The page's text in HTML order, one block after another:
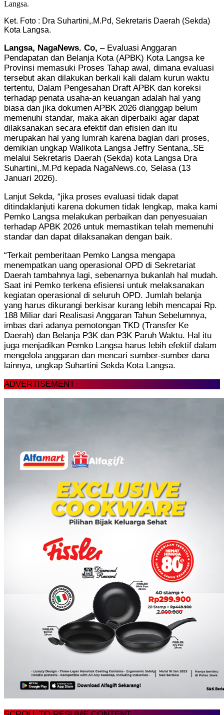
Ket. Foto : Dra Suhartini,.M.Pd, Sekretaris Daerah (Sekda)
Kota Langsa.
Langsa, NagaNews. Co, – Evaluasi Anggaran
Pendapatan dan Belanja Kota (APBK) Kota Langsa ke
Provinsi memasuki Proses Tahap awal, dimana evaluasi
tersebut akan dilakukan berkali kali dalam kurun waktu
tertentu, Dalam Pengesahan Draft APBK dan koreksi
terhadap penata usaha-an keuangan adalah hal yang
biasa dan jika dokumen APBK 2026 dianggap belum
memenuhi standar, maka akan diperbaiki agar dapat
dilaksanakan secara efektif dan efisien dan itu
merupakan hal yang lumrah karena bagian dari proses,
demikian ungkap Walikota Langsa Jeffry Sentana,.SE
melalui Sekretaris Daerah (Sekda) kota Langsa Dra
Suhartini,.M.Pd kepada NagaNews.co, Selasa (13
Januari 2026).
Lanjut Sekda, “jika proses evaluasi tidak dapat
ditindaklanjuti karena dokumen tidak lengkap, maka kami
Pemko Langsa melakukan perbaikan dan penyesuaian
terhadap APBK 2026 untuk memastikan telah memenuhi
standar dan dapat dilaksanakan dengan baik.
“Terkait pemberitaan Pemko Langsa mengapa
menempatkan uang operasional OPD di Sekretariat
Daerah tambahnya lagi, sebenarnya bukanlah hal mudah.
Saat ini Pemko terkena efisiensi untuk melaksanakan
kegiatan operasional di seluruh OPD. Jumlah belanja
yang harus dikurangi berkisar kurang lebih mencapai Rp.
188 Miliar dari Realisasi Anggaran Tahun Sebelumnya,
imbas dari adanya pemotongan TKD (Transfer Ke
Daerah) dan Belanja P3K dan P3K Paruh Waktu. Hal itu
juga menjadikan Pemko Langsa harus lebih efektif dalam
mengelola anggaran dan mencari sumber-sumber dana
lainnya, ungkap Suhartini Sekda Kota Langsa.
ADVERTISEMENT